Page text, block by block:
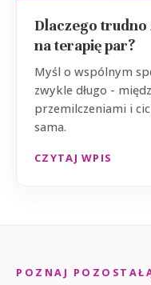
Dlaczego
na terapię par?
Myśl o wspólnym
zwykle długo -
przemilczeniami i
sama.
CZYTAJ WPIS
POZNAJ